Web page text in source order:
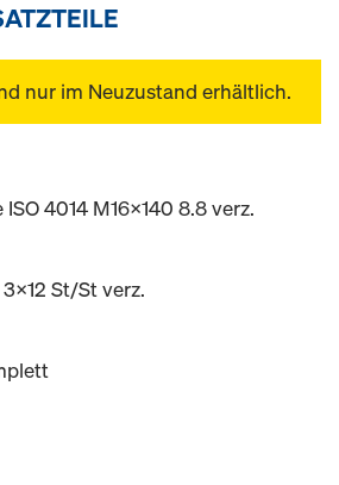
nur im Neuzustand erhältlich.
4014 M16x140 8.8 verz.
St/St verz.